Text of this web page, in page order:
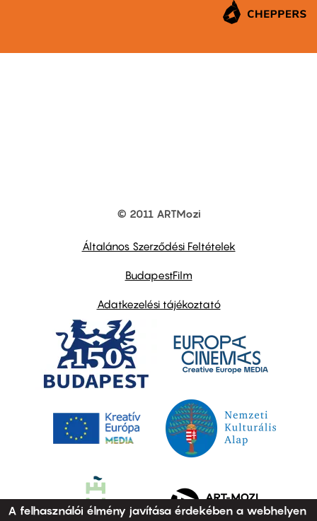
© 2011 ARTMozi
Általános Szerződési Feltételek
BudapestFilm
Adatkezelési tájékoztató
A felhasználói élmény javítása érdekében a webhelyen